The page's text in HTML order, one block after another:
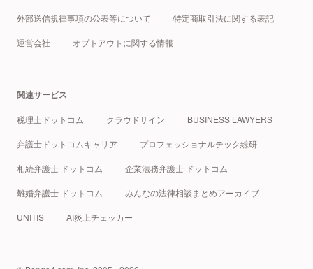
外部送信規律事項の公表等について 特定商取引法に関する表記
運営会社 オプトアウトに関する情報
関連サービス
税理士ドットコム クラウドサイン BUSINESS LAWYERS
弁護士ドットコムキャリア プロフェッショナルテック総研
相続弁護士 ドットコム 企業法務弁護士 ドットコム
離婚弁護士 ドットコム みんなの法律相談まとめアーカイブ
UNITIS AI炎上チェッカー